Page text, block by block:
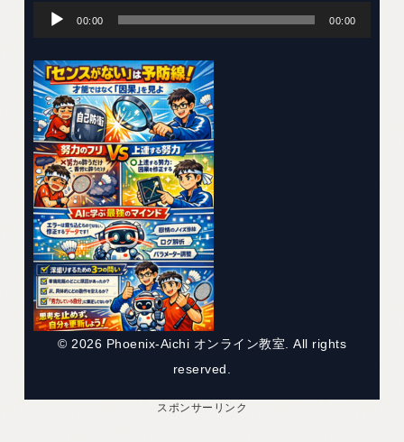
声
ー
ヤ
ー
00:00 00:00
© 2026 Phoenix-Aichi オンライン教室. All rights
reserved.
スポンサーリンク